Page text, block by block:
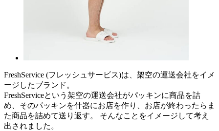
FreshService (フレッシュサービス)は、架空の運送会社をイメ
ージしたブランド。
FreshServiceという架空の運送会社がパッキンに商品を詰
め、そのパッキンを什器にお店を作り、お店が終わったらま
た商品を詰めて送り返す。 そんなことをイメージして考え
出されました。